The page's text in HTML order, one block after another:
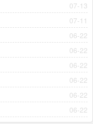
07-13
07-11
06-22
06-22
06-22
06-22
06-22
06-22